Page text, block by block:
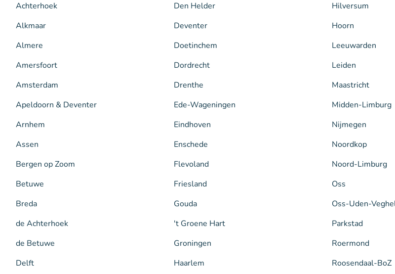
Achterhoek
Alkmaar
Almere
Amersfoort
Amsterdam
Apeldoorn & Deventer
Arnhem
Assen
Bergen op Zoom
Betuwe
Breda
de Achterhoek
de Betuwe
Delft
Den Helder
Deventer
Doetinchem
Dordrecht
Drenthe
Ede-Wageningen
Eindhoven
Enschede
Flevoland
Friesland
Gouda
't Groene Hart
Groningen
Haarlem
Hilversum
Hoorn
Leeuwarden
Leiden
Maastricht
Midden-Limburg
Nijmegen
Noordkop
Noord-Limburg
Oss
Oss-Uden-
Parkstad
Roermond
Roosendaal-BoZ